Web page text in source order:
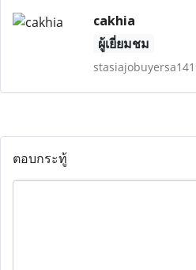
cakhia
ผู้เยี่ยมชม
ตอบกระทู้